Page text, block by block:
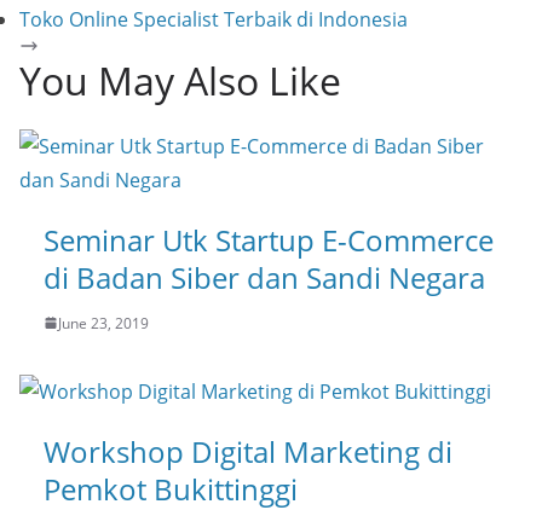
Toko Online Specialist Terbaik di Indonesia
You May Also Like
Seminar Utk Startup E-Commerce
di Badan Siber dan Sandi Negara
June 23, 2019
Workshop Digital Marketing di
Pemkot Bukittinggi